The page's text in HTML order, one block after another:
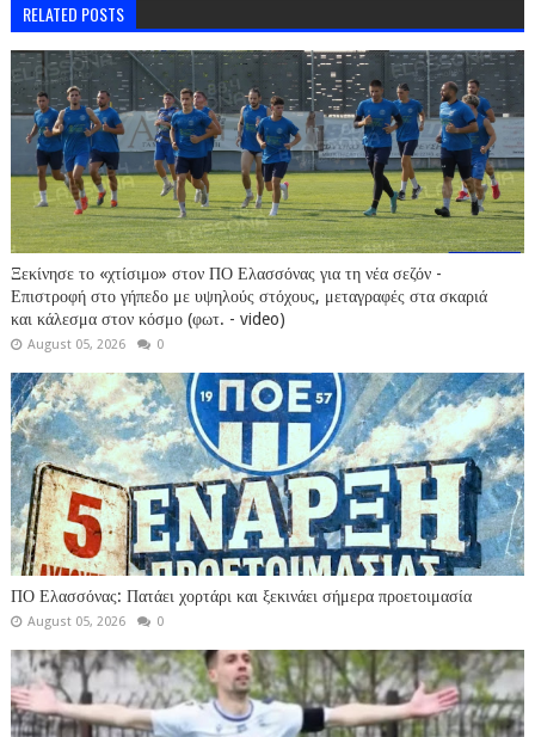
RELATED POSTS
Ξεκίνησε το «χτίσιμο» στον ΠΟ Ελασσόνας για τη νέα σεζόν -
Επιστροφή στο γήπεδο με υψηλούς στόχους, μεταγραφές στα σκαριά
και κάλεσμα στον κόσμο (φωτ. - video)
August 05, 2026 0
ΠΟ Ελασσόνας: Πατάει χορτάρι και ξεκινάει σήμερα προετοιμασία
August 05, 2026 0